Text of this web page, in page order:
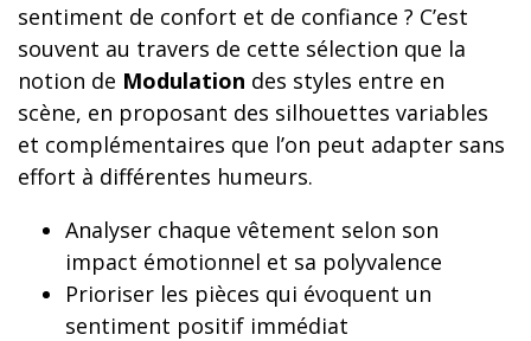
sentiment de confort et de confiance ? C’est
souvent au travers de cette sélection que la
notion de Modulation des styles entre en
scène, en proposant des silhouettes variables
et complémentaires que l’on peut adapter sans
effort à différentes humeurs.
Analyser chaque vêtement selon son
impact émotionnel et sa polyvalence
Prioriser les pièces qui évoquent un
sentiment positif immédiat